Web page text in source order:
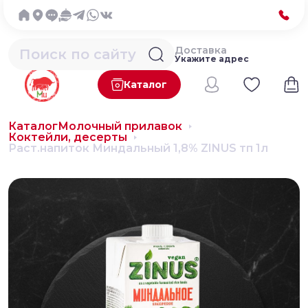
Каталог
Доставка
Укажите адрес
КаталогМолочный прилавок
Коктейли, десерты
Раст.напиток Миндальный 1,8% ZINUS тп 1л